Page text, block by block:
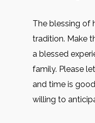
The blessing of
tradition. Make
a blessed
family. Please
and time is
willing to